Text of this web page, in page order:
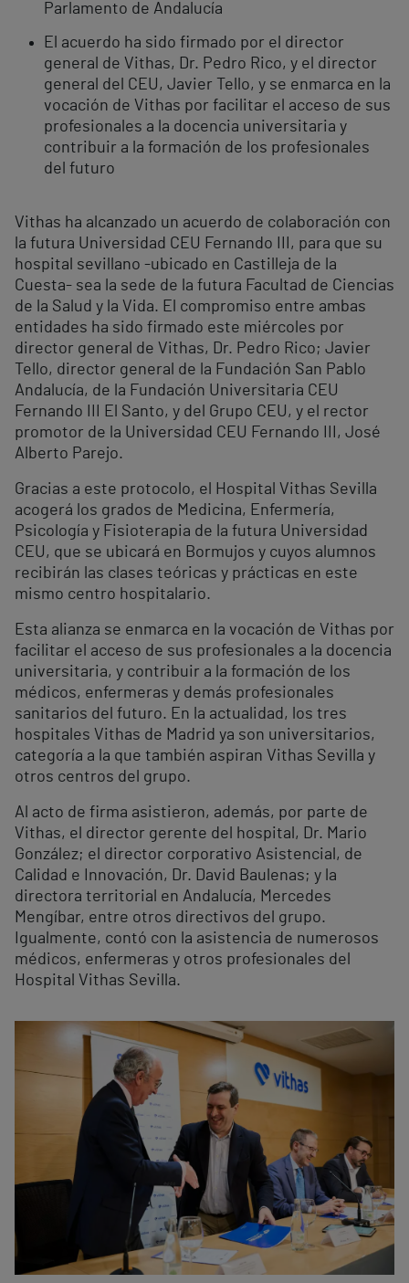
Parlamento de Andalucía
El acuerdo ha sido firmado por el director
general de Vithas, Dr. Pedro Rico, y el director
general del CEU, Javier Tello, y se enmarca en la
vocación de Vithas por facilitar el acceso de sus
profesionales a la docencia universitaria y
contribuir a la formación de los profesionales
del futuro
Vithas ha alcanzado un acuerdo de colaboración con
la futura Universidad CEU Fernando III, para que su
hospital sevillano -ubicado en Castilleja de la
Cuesta- sea la sede de la futura Facultad de Ciencias
de la Salud y la Vida. El compromiso entre ambas
entidades ha sido firmado este miércoles por
director general de Vithas, Dr. Pedro Rico; Javier
Tello, director general de la Fundación San Pablo
Andalucía, de la Fundación Universitaria CEU
Fernando III El Santo, y del Grupo CEU, y el rector
promotor de la Universidad CEU Fernando III, José
Alberto Parejo.
Gracias a este protocolo, el Hospital Vithas Sevilla
acogerá los grados de Medicina, Enfermería,
Psicología y Fisioterapia de la futura Universidad
CEU, que se ubicará en Bormujos y cuyos alumnos
recibirán las clases teóricas y prácticas en este
mismo centro hospitalario.
Esta alianza se enmarca en la vocación de Vithas por
facilitar el acceso de sus profesionales a la docencia
universitaria, y contribuir a la formación de los
médicos, enfermeras y demás profesionales
sanitarios del futuro. En la actualidad, los tres
hospitales Vithas de Madrid ya son universitarios,
categoría a la que también aspiran Vithas Sevilla y
otros centros del grupo.
Al acto de firma asistieron, además, por parte de
Vithas, el director gerente del hospital, Dr. Mario
González; el director corporativo Asistencial, de
Calidad e Innovación, Dr. David Baulenas; y la
directora territorial en Andalucía, Mercedes
Mengíbar, entre otros directivos del grupo.
Igualmente, contó con la asistencia de numerosos
médicos, enfermeras y otros profesionales del
Hospital Vithas Sevilla.